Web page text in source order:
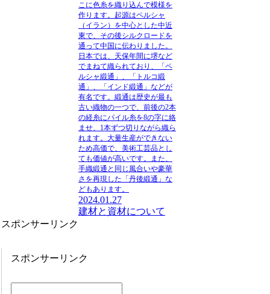
こに色糸を織り込んで模様を
作ります。起源はペルシャ
（イラン）を中心とした中近
東で、その後シルクロードを
通って中国に伝わりました。
日本では、天保年間に堺など
でまねて織られており、「ペ
ルシャ緞通」、「トルコ緞
通」、「インド緞通」などが
有名です。緞通は歴史が最も
古い織物の一つで、前後の2本
の経糸にパイル糸を8の字に絡
ませ、1本ずつ切りながら織ら
れます。大量生産ができない
ため高価で、美術工芸品とし
ても価値が高いです。また、
手織緞通と同じ風合いや豪華
さを再現した「丹後緞通」な
どもあります。
2024.01.27
建材と資材について
スポンサーリンク
スポンサーリンク